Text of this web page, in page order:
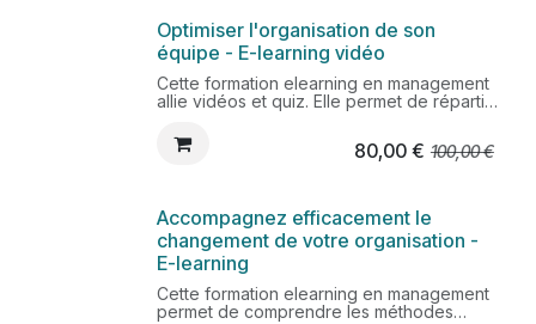
Optimiser l'organisation de son
équipe - E-learning vidéo
Cette formation elearning en management
allie vidéos et quiz. Elle permet de répartir
collaborateur, faire adhérer l'équipe à
l'organisation du travail, mettre en place
80,00€ 100,00€
Accompagnez efficacement le
changement de votre organisation -
E-learning
Cette formation elearning en management
permet de comprendre les méthodes